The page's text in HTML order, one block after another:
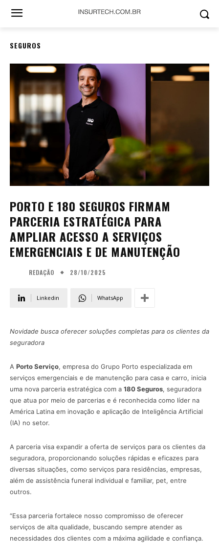
SEGUROS
PORTO E 180 SEGUROS FIRMAM
PARCERIA ESTRATÉGICA PARA
AMPLIAR ACESSO A SERVIÇOS
EMERGENCIAIS E DE MANUTENÇÃO
REDAÇÃO 28/10/2025
Linkedin WhatsApp
Novidade busca oferecer soluções completas para os clientes da
seguradora
A Porto Serviço, empresa do Grupo Porto especializada em
serviços emergenciais e de manutenção para casa e carro, inicia
uma nova parceria estratégica com a 180 Seguros, seguradora
que atua por meio de parcerias e é reconhecida como líder na
América Latina em inovação e aplicação de Inteligência Artificial
(IA) no setor.
A parceria visa expandir a oferta de serviços para os clientes da
seguradora, proporcionando soluções rápidas e eficazes para
diversas situações, como serviços para residências, empresas,
além de assistência funeral individual e familiar, pet, entre
outros.
“Essa parceria fortalece nosso compromisso de oferecer
serviços de alta qualidade, buscando sempre atender as
necessidades dos clientes com a máxima agilidade e confiança.